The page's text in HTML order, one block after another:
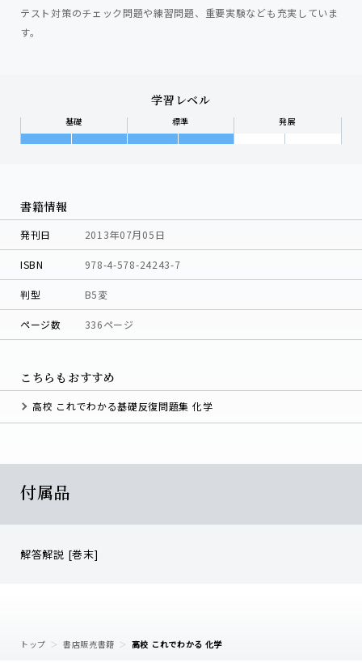
テスト対策のチェック問題や練習問題、重要実験なども充実していま
す。
学習レベル
基礎 標準 発展
書籍情報
発刊日 2013年07月05日
ISBN 978-4-578-24243-7
判型 B5変
ページ数 336ページ
こちらもおすすめ
高校 これでわかる基礎反復問題集 化学
付属品
解答解説 [巻末]
トップ 書店販売書籍 高校 これでわかる 化学